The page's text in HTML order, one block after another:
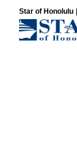
Star of Honolulu